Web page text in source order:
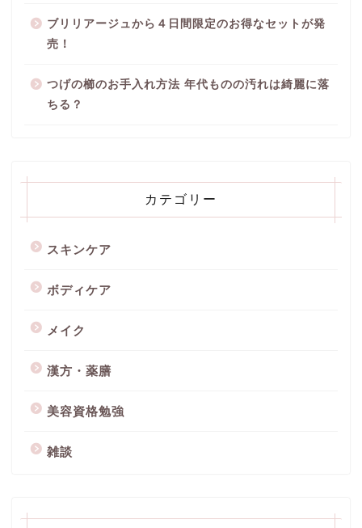
ブリリアージュから４日間限定のお得なセットが発
売！
つげの櫛のお手入れ方法 年代ものの汚れは綺麗に落
ちる？
カテゴリー
スキンケア
ボディケア
メイク
漢方・薬膳
美容資格勉強
雑談